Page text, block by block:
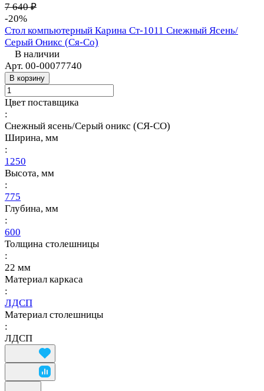
7 640 ₽
-20%
Стол компьютерный Карина Ст-1011 Снежный Ясень/
Серый Оникс (Ся-Со)
В наличии
Арт. 00-00077740
В корзину
Цвет поставщика
:
Снежный ясень/Серый оникс (СЯ-СО)
Ширина, мм
:
1250
Высота, мм
:
775
Глубина, мм
:
600
Толщина столешницы
:
22 мм
Материал каркаса
:
ЛДСП
Материал столешницы
:
ЛДСП